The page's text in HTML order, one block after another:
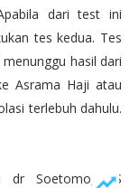
dari test ini
tes kedua. Tes
hasil dari
Asrama Haji atau
terlebuh dahulu.
dr Soetomo, RS